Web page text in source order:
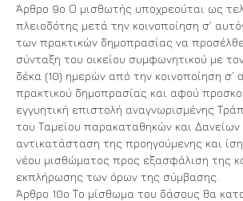
Άρθρο 9ο Ο μισθωτής υποχρεούται ως
πλειοδότης μετά την κοινοποίηση σ’
των πρακτικών δημοπρασίας να
σύνταξη του οικείου συμφωνητικού με
δέκα (10) ημερών από την κοινοποίηση σ’
πρακτικού δημοπρασίας και αφού
εγγυητική επιστολή αναγνωρισμένης
του Ταμείου παρακαταθηκών και Δανείων
αντικατάσταση της προηγούμενης και
νέου μισθώματος προς εξασφάλιση της
εκπλήρωσης των όρων της σύμβασης.
Άρθρο 10ο Το μίσθωμα του δάσους θα